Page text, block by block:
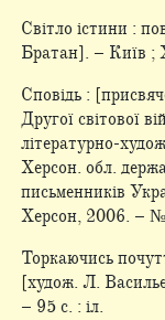
Світло істини :
Братан]. – Київ ;
Сповідь :
Другої світової
літературно-
Херсон. обл.
письменників
Херсон, 2006. –
Торкаючись
[худож. Л.
– 95 с. : іл.